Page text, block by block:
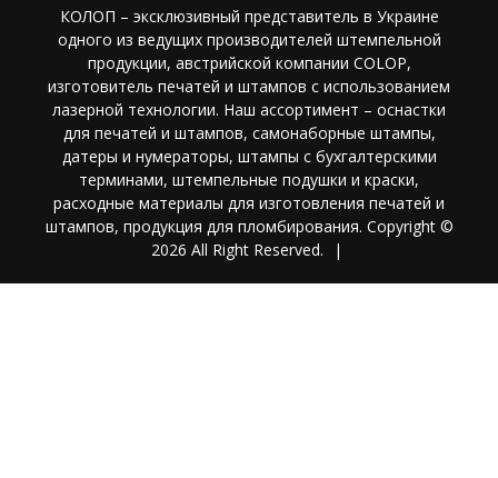
КОЛОП – эксклюзивный представитель в Украине
одного из ведущих производителей штемпельной
продукции, австрийской компании COLOP,
изготовитель печатей и штампов с использованием
лазерной технологии. Наш ассортимент – оснастки
для печатей и штампов, самонаборные штампы,
датеры и нумераторы, штампы с бухгалтерскими
терминами, штемпельные подушки и краски,
расходные материалы для изготовления печатей и
штампов, продукция для пломбирования. Copyright ©
2026 All Right Reserved.
|